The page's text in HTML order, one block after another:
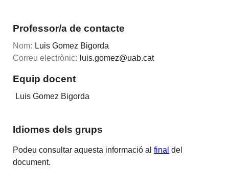
Professor/a de contacte
Nom: Luis Gomez Bigorda
Correu electrònic:
luis.gomez@uab.cat
Equip docent
Luis Gomez Bigorda
Idiomes dels grups
Podeu consultar aquesta informació alfinal del
document.